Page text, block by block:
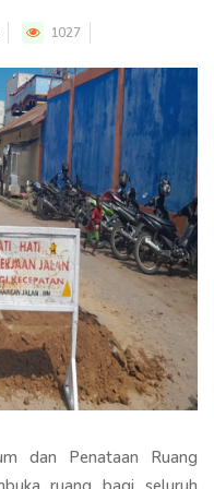
1027
dan Penataan Ruang